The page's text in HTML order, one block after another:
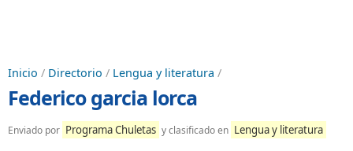
Inicio / Directorio / Lengua y literatura /
Federico garcia lorca
Enviado por Programa Chuletas y clasificado en Lengua y literatura